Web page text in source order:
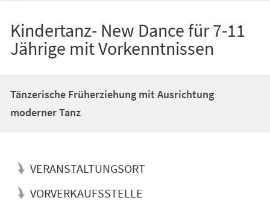
Kindertanz- New Dance für 7-11
Jährige mit Vorkenntnissen
Tänzerische Früherziehung mit Ausrichtung
moderner Tanz
VERANSTALTUNGSORT
VORVERKAUFSSTELLE